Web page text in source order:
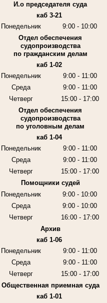
И.о председателя суда
каб 3-21
Понедельник
9:00 - 10:00
Отдел обеспечения
судопроизводства
по гражданским делам
каб 1-02
Понедельник
9:00 - 11:00
Среда
9:00 - 11:00
Четверг
15:00 - 17:00
Отдел обеспечения
судопроизводства
по уголовным делам
каб 1-04
Понедельник
9:00 - 11:00
Среда
9:00 - 11:00
Четверг
15:00 - 17:00
Помощники судей
Понедельник
9:00 - 10:00
Среда
9:00 - 10:00
Четверг
16:00 - 17:00
Архив
каб 1-06
Понедельник
9:00 - 11:00
Среда
9:00 - 11:00
Четверг
15:00 - 17:00
Общественная приемная суда
каб 1-01